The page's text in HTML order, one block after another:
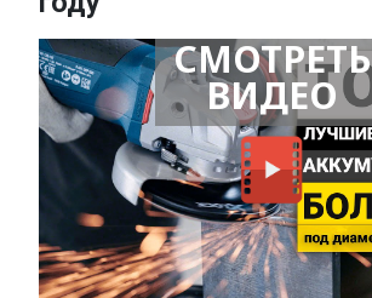
СМОТРЕТЬ
ВИДЕО